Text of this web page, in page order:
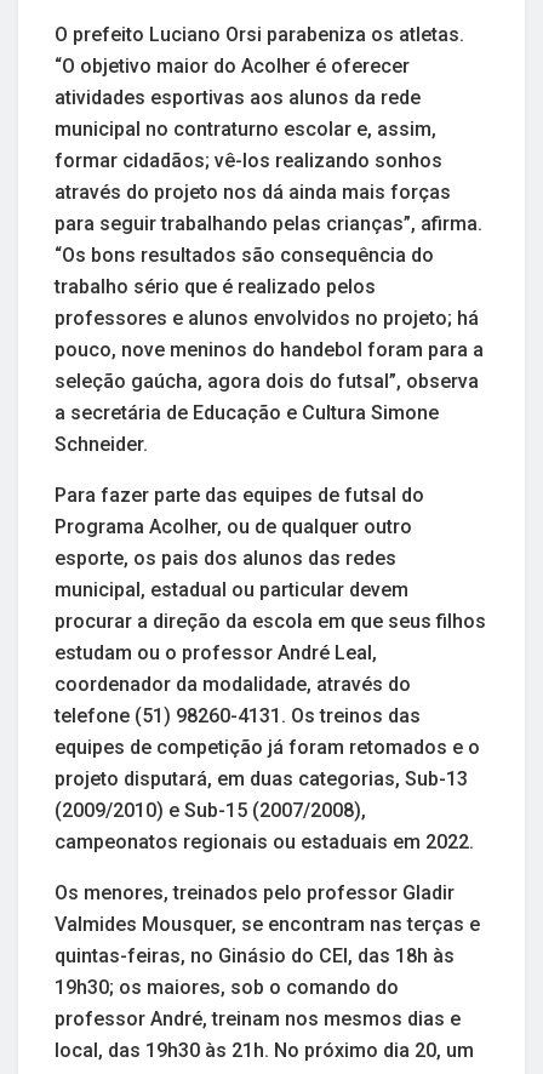
O prefeito Luciano Orsi parabeniza os atletas.
“O objetivo maior do Acolher é oferecer
atividades esportivas aos alunos da rede
municipal no contraturno escolar e, assim,
formar cidadãos; vê-los realizando sonhos
através do projeto nos dá ainda mais forças
para seguir trabalhando pelas crianças”, afirma.
“Os bons resultados são consequência do
trabalho sério que é realizado pelos
professores e alunos envolvidos no projeto; há
pouco, nove meninos do handebol foram para a
seleção gaúcha, agora dois do futsal”, observa
a secretária de Educação e Cultura Simone
Schneider.
Para fazer parte das equipes de futsal do
Programa Acolher, ou de qualquer outro
esporte, os pais dos alunos das redes
municipal, estadual ou particular devem
procurar a direção da escola em que seus filhos
estudam ou o professor André Leal,
coordenador da modalidade, através do
telefone (51) 98260-4131. Os treinos das
equipes de competição já foram retomados e o
projeto disputará, em duas categorias, Sub-13
(2009/2010) e Sub-15 (2007/2008),
campeonatos regionais ou estaduais em 2022.
Os menores, treinados pelo professor Gladir
Valmides Mousquer, se encontram nas terças e
quintas-feiras, no Ginásio do CEI, das 18h às
19h30; os maiores, sob o comando do
professor André, treinam nos mesmos dias e
local, das 19h30 às 21h. No próximo dia 20, um